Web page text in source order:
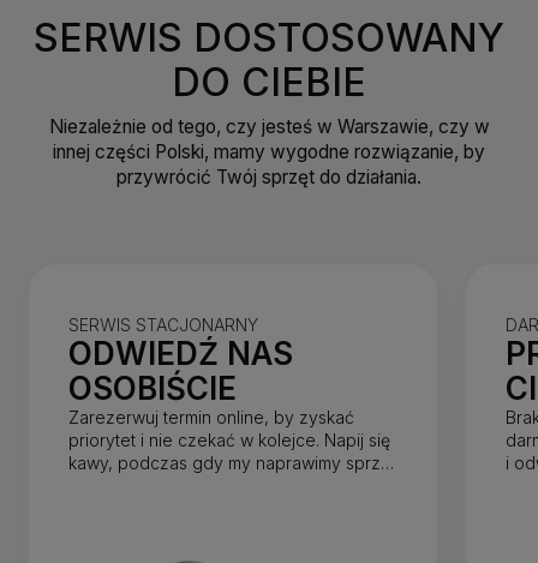
SERWIS DOSTOSOWANY
DO CIEBIE
Niezależnie od tego, czy jesteś w Warszawie, czy w
innej części Polski, mamy wygodne rozwiązanie, by
przywrócić Twój sprzęt do działania.
SERWIS STACJONARNY
ODWIEDŹ NAS
OSOBIŚCIE
Zarezerwuj termin online, by zyskać
priorytet i nie czekać w kolejce. Napij się
kawy, podczas gdy my naprawimy sprzęt
i